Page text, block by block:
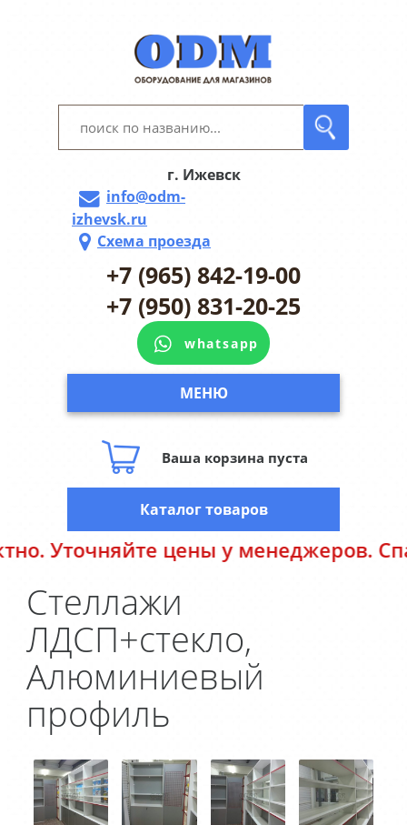
г. Ижевск
info@odm-
izhevsk.ru
Схема проезда
+7 (965) 842-19-00
+7 (950) 831-20-25
whatsapp
МЕНЮ
Ваша корзина пуста
Уточняйте цены у менеджеров.
Каталог товаров
Стеллажи
ЛДСП+стекло,
Алюминиевый
профиль